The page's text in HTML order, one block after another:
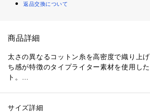
返品交換について
商品詳細
太さの異なるコットン糸を高密度で織り上
ち感が特徴のタイプライター素材を使用し
ト。
み、マキシ丈ながらも軽やかな印象に。
性別：レディース
サイズ詳細